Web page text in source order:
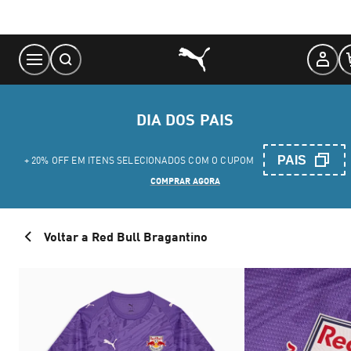
Content
DIA DOS PAIS
+ 20% OFF EM ITENS SELECIONADOS COM O CUPOM PAIS
COMPRAR AGORA
Voltar a Red Bull Bragantino